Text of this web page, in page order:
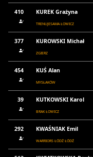
410 KUREK Grażyna
TRENUJESAMA ŁOWICZ
377 KUROWSKI Michał
ZGIERZ
454 KUŚ Alan
MYSŁAKÓW
39 KUTKOWSKI Karol
BRAK ŁOWICZ
292 KWAŚNIAK Emil
WARRIORS ŁÓDŹ ŁÓDŹ